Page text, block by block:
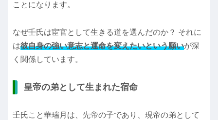
ことになります。
なぜ壬氏は宦官として生きる道を選んだのか？ それに
は彼自身の強い意志と運命を変えたいという願いが深
く関係しています。
皇帝の弟として生まれた宿命
壬氏こと華瑞月は、先帝の子であり、現帝の弟として